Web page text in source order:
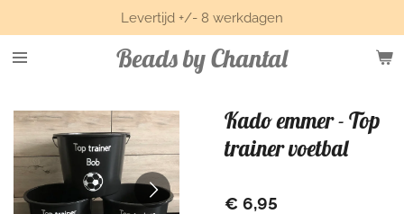
direct
naar
Beads by Chantal
Levertijd +/- 8 werkdagen
Kado emmer - Top
trainer voetbal
€ 6,95